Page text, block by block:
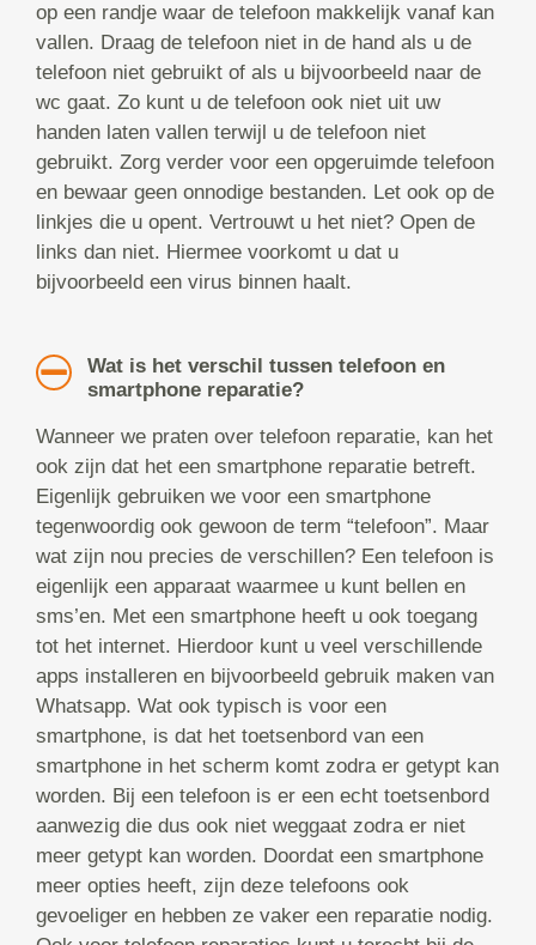
op een randje waar de telefoon makkelijk vanaf kan
vallen. Draag de telefoon niet in de hand als u de
telefoon niet gebruikt of als u bijvoorbeeld naar de
wc gaat. Zo kunt u de telefoon ook niet uit uw
handen laten vallen terwijl u de telefoon niet
gebruikt. Zorg verder voor een opgeruimde telefoon
en bewaar geen onnodige bestanden. Let ook op de
linkjes die u opent. Vertrouwt u het niet? Open de
links dan niet. Hiermee voorkomt u dat u
bijvoorbeeld een virus binnen haalt.
Wat is het verschil tussen telefoon en
smartphone reparatie?
Wanneer we praten over telefoon reparatie, kan het
ook zijn dat het een smartphone reparatie betreft.
Eigenlijk gebruiken we voor een smartphone
tegenwoordig ook gewoon de term “telefoon”. Maar
wat zijn nou precies de verschillen? Een telefoon is
eigenlijk een apparaat waarmee u kunt bellen en
sms’en. Met een smartphone heeft u ook toegang
tot het internet. Hierdoor kunt u veel verschillende
apps installeren en bijvoorbeeld gebruik maken van
Whatsapp. Wat ook typisch is voor een
smartphone, is dat het toetsenbord van een
smartphone in het scherm komt zodra er getypt kan
worden. Bij een telefoon is er een echt toetsenbord
aanwezig die dus ook niet weggaat zodra er niet
meer getypt kan worden. Doordat een smartphone
meer opties heeft, zijn deze telefoons ook
gevoeliger en hebben ze vaker een reparatie nodig.